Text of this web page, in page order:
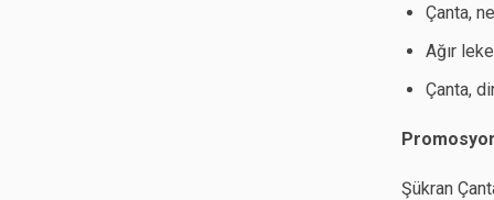
Çanta,
Ağır
Çanta,
Şükran